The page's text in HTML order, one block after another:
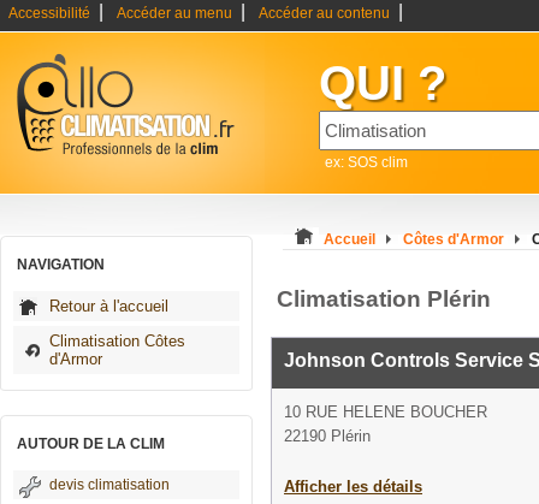
Accessibilité Accéder au menu Accéder au contenu
QUI ?
ex: SOS clim
NAVIGATION
Retour à l'accueil
Climatisation Côtes
d'Armor
AUTOUR DE LA CLIM
devis climatisation
Accueil Côtes d'Armor
Climatisation Plérin
Johnson Controls Service
10 RUE HELENE BOUCHER
22190 Plérin
Afficher les détails